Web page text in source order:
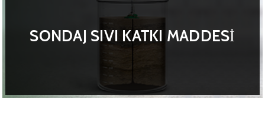
SONDAJ SIVI KATKI MADDESİ